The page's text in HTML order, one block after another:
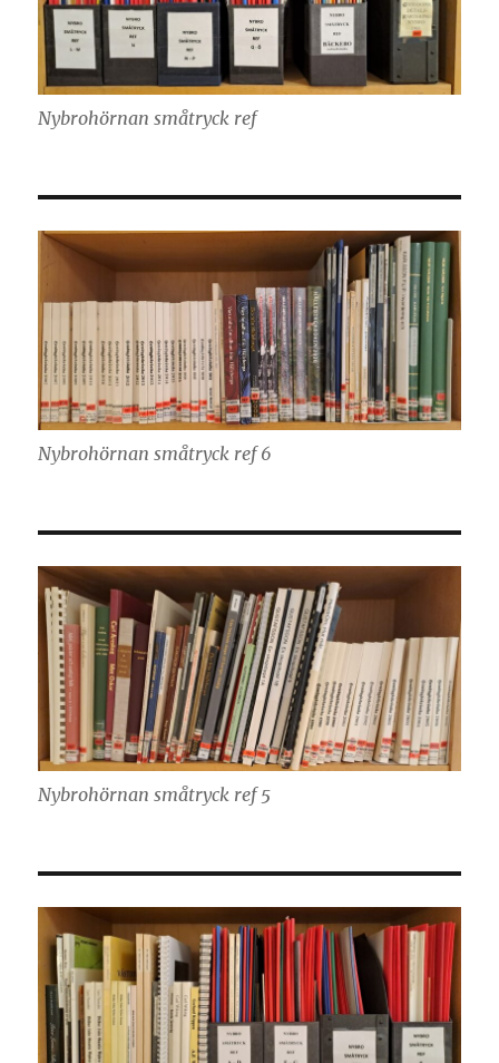
Nybrohörnan småtryck ref
Nybrohörnan småtryck ref 6
Nybrohörnan småtryck ref 5